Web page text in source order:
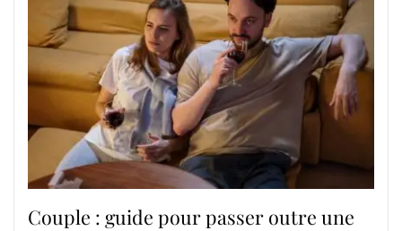
Couple : guide pour passer outre une